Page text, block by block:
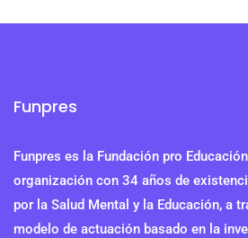
Funpres
Funpres es la Fundación pro
organización con 34 años de
por la Salud Mental y la Educación, a
modelo de actuación basado en la